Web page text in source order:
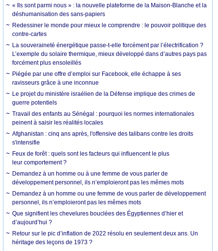
« Ils sont parmi nous » : la nouvelle plateforme de la Maison-Blanche et la
déshumanisation des sans-papiers
Redessiner le monde pour mieux le comprendre : le pouvoir politique des
contre-cartes
La souveraineté énergétique passe-t-elle forcément par l’électrification ?
L’exemple du solaire thermique, mieux développé dans d’autres pays pas
forcément plus ensoleillés
Piégée par une offre d’emploi sur Facebook, elle échappe à ses
ravisseurs grâce à une inconnue
Le projet du ministère israélien de la Défense implique des crimes de
guerre potentiels
Travail des enfants au Sénégal : pourquoi les normes internationales
peinent à saisir les réalités locales
Afghanistan : cinq ans après, l'offensive des talibans contre les droits
s'intensifie
Feux de forêt : quels sont les facteurs qui influencent le plus
leur comportement ?
Demandez à un homme ou à une femme de vous parler de
développement personnel, ils n’emploieront pas les mêmes mots
Demandez à un homme ou une femme de vous parler de développement
personnel, ils n’emploieront pas les mêmes mots
Que signifient les chevelures bouclées des Égyptiennes d’hier et
d’aujourd’hui ?
Retour sur le pic d’inflation de 2022 résolu en seulement deux ans. Un
héritage des leçons de 1973 ?